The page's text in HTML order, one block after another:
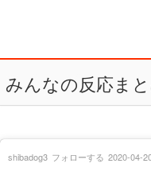
みんなの反応ま
shibadog3 フォローする 2020-04-